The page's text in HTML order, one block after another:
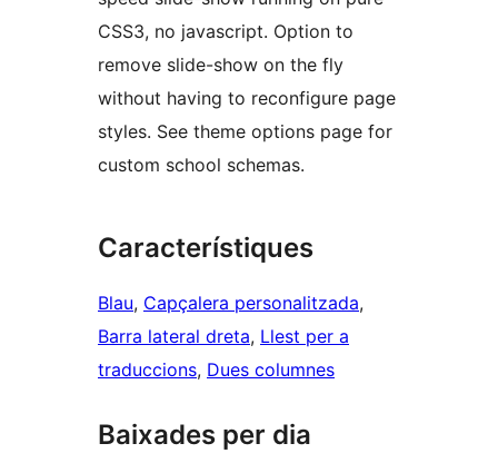
CSS3, no javascript. Option to
remove slide-show on the fly
without having to reconfigure page
styles. See theme options page for
custom school schemas.
Característiques
Blau, Capçalera personalitzada
Barra lateral dreta, Llest per a
traduccions, Dues columnes
Baixades per dia